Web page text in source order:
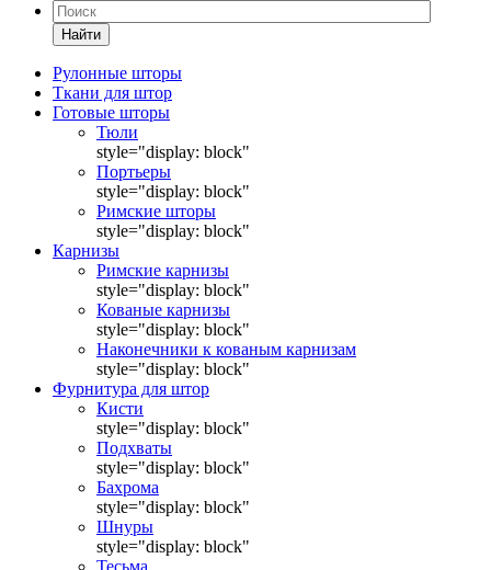
Найти
Рулонные шторы
Ткани для штор
Готовые шторы
Тюли
style="display: block"
Портьеры
style="display: block"
Римские шторы
style="display: block"
Карнизы
Римские карнизы
style="display: block"
Кованые карнизы
style="display: block"
Наконечники к кованым карнизам
style="display: block"
Фурнитура для штор
Кисти
style="display: block"
Подхваты
style="display: block"
Бахрома
style="display: block"
Шнуры
style="display: block"
Тесьма